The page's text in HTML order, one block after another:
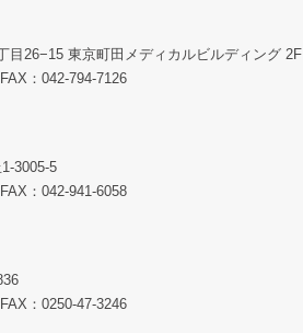
目26−15 東京町田メディカルビルディング 2F
：042-794-7126
3005-5
：042-941-6058
：0250-47-3246